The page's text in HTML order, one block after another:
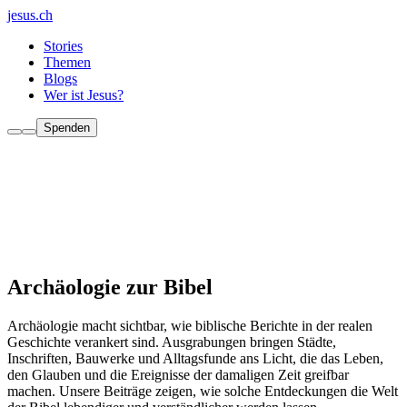
jesus.ch
Stories
Themen
Blogs
Wer ist Jesus?
Spenden
Archäologie zur Bibel
Archäologie macht sichtbar, wie biblische Berichte in der realen
Geschichte verankert sind. Ausgrabungen bringen Städte,
Inschriften, Bauwerke und Alltagsfunde ans Licht, die das Leben,
den Glauben und die Ereignisse der damaligen Zeit greifbar
machen. Unsere Beiträge zeigen, wie solche Entdeckungen die Welt